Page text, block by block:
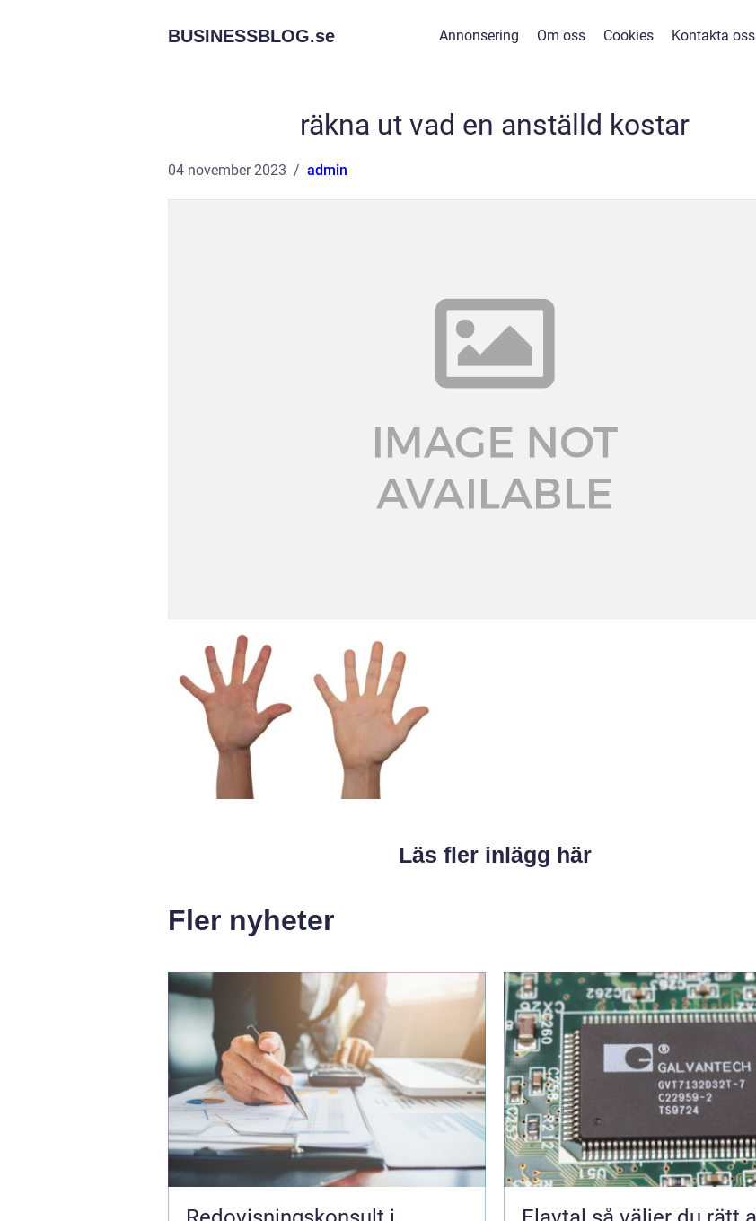
BUSINESSBLOG.se Annonsering Om oss Cookies Kontakta oss
räkna ut vad en anställd kostar
04 november 2023 admin
Läs fler inlägg här
Fler nyheter